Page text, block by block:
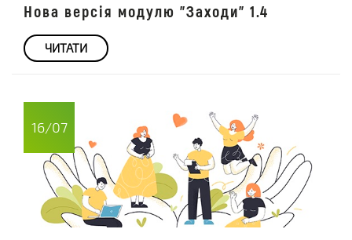
Нова версія модулю "Заходи" 1.4
ЧИТАТИ
16/07